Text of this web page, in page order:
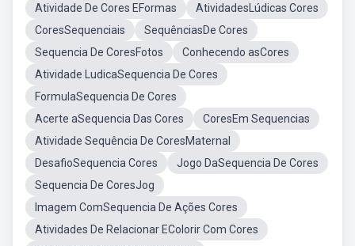
Atividade De Cores EFormas
AtividadesLúdicas Cores
CoresSequenciais
SequênciasDe Cores
Sequencia De CoresFotos
Conhecendo asCores
Atividade LudicaSequencia De Cores
FormulaSequencia De Cores
Acerte aSequencia Das Cores
CoresEm Sequencias
Atividade Sequência De CoresMaternal
DesafioSequencia Cores
Jogo DaSequencia De Cores
Sequencia De CoresJog
Imagem ComSequencia De Ações Cores
Atividades De Relacionar EColorir Com Cores